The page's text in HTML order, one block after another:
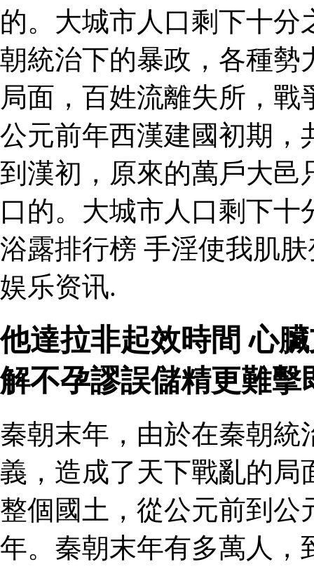
的。大城市人口剩下十
朝統治下的暴政，各種勢
局面，百姓流離失所，
公元前年西漢建國初期，
到漢初，原來的萬戶大邑
口的。大城市人口剩下
浴露排行榜 手淫使我肌
娱乐资讯.
他達拉非起效時間 心
解不孕謬誤儲精更難擊
秦朝末年，由於在秦朝統
義，造成了天下戰亂的局
整個國土，從公元前到公
年。秦朝末年有多萬人，